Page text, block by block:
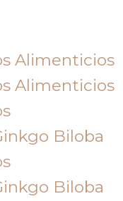
Alimenticios
Alimenticios
Biloba
Biloba